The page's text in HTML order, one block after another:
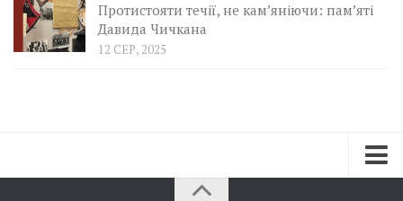
Протистояти течії, не кам’яніючи: пам’яті
Давида Чичкана
12 СЕР, 2025